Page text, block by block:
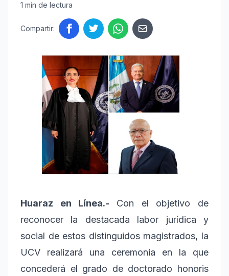
1 min de lectura
Compartir:
Huaraz en Línea.- Con el objetivo de
reconocer la destacada labor jurídica y
social de estos distinguidos magistrados, la
UCV realizará una ceremonia en la que
concederá el grado de doctorado honoris